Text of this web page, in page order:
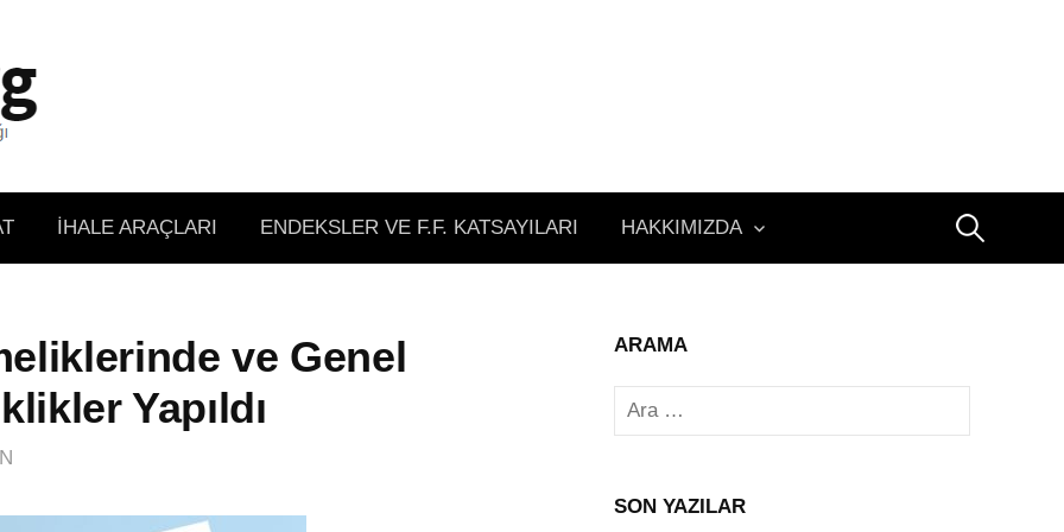
İHALE ARAÇLARI ENDEKSLER VE F.F. KATSAYILARI HAKKIMIZDA Arama:
ve Genel
Yapıldı
ARAMA
Arama:
SON YAZILAR